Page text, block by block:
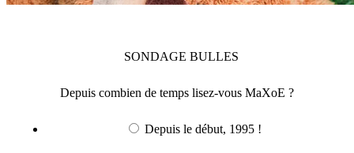
SONDAGE BULLES
Depuis combien de temps lisez-vous MaXoE ?
Depuis le début, 1995 !